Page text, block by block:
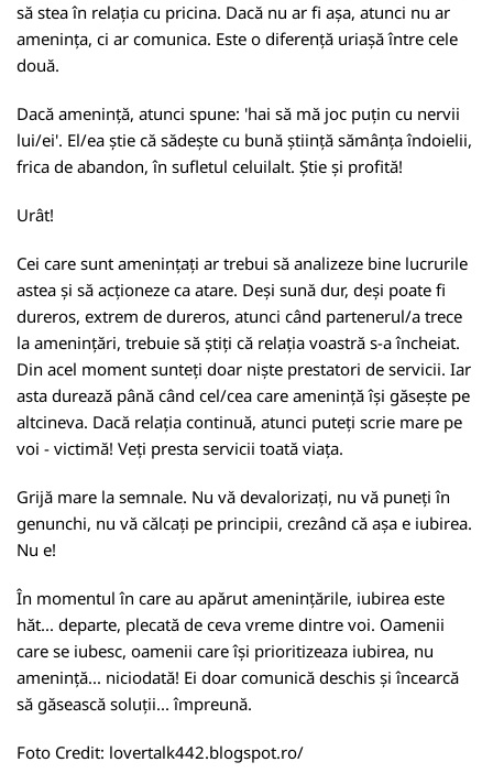
să stea în relația cu pricina. Dacă nu ar fi așa, atunci nu ar
amenința, ci ar comunica. Este o diferență uriașă între cele
două.
Dacă amenință, atunci spune: 'hai să mă joc puțin cu nervii
lui/ei'. El/ea știe că sădește cu bună știință sămânța îndoielii,
frica de abandon, în sufletul celuilalt. Știe și profită!
Urât!
Cei care sunt amenințați ar trebui să analizeze bine lucrurile
astea și să acționeze ca atare. Deși sună dur, deși poate fi
dureros, extrem de dureros, atunci când partenerul/a trece
la amenințări, trebuie să știți că relația voastră s-a încheiat.
Din acel moment sunteți doar niște prestatori de servicii. Iar
asta durează până când cel/cea care amenință își găsește pe
altcineva. Dacă relația continuă, atunci puteți scrie mare pe
voi - victimă! Veți presta servicii toată viața.
Grijă mare la semnale. Nu vă devalorizați, nu vă puneți în
genunchi, nu vă călcați pe principii, crezând că așa e iubirea.
Nu e!
În momentul în care au apărut amenințările, iubirea este
hăt... departe, plecată de ceva vreme dintre voi. Oamenii
care se iubesc, oamenii care își prioritizeaza iubirea, nu
amenință... niciodată! Ei doar comunică deschis și încearcă
să găsească soluții... împreună.
Foto Credit: lovertalk442.blogspot.ro/